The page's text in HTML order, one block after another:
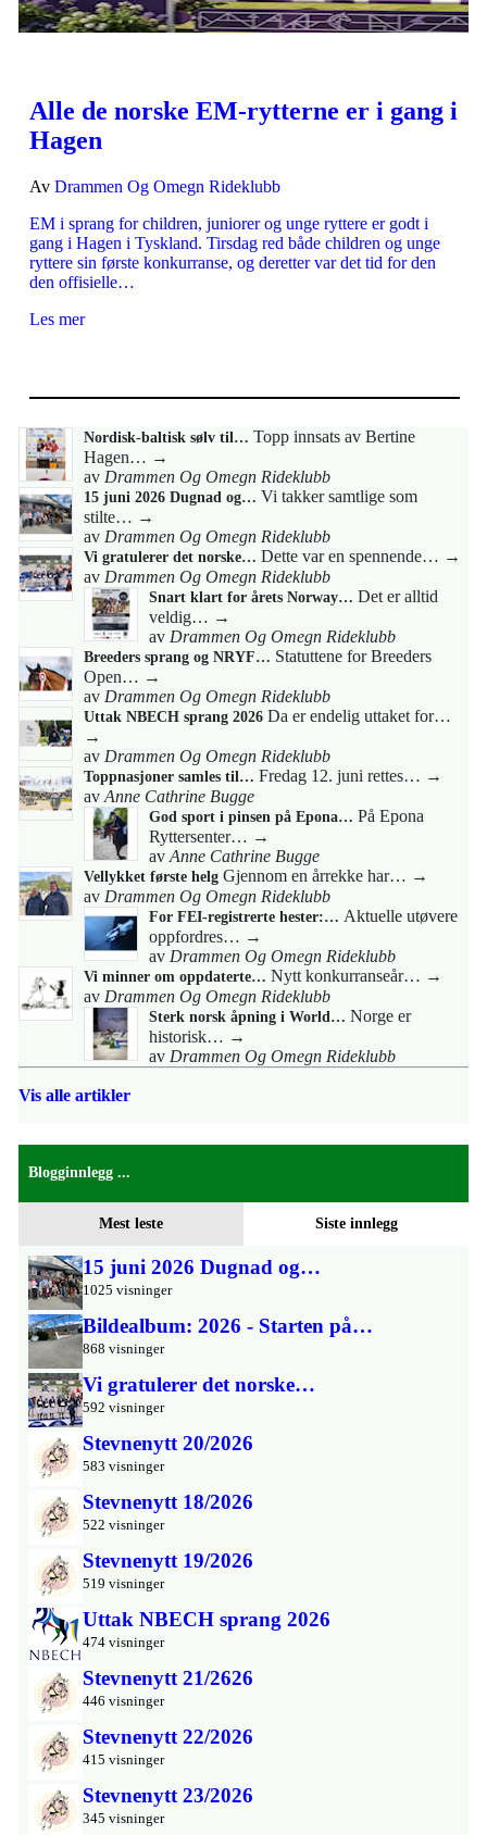
Alle de norske EM-rytterne er i gang i
Hagen
Av Drammen Og Omegn Rideklubb
EM i sprang for children, juniorer og unge ryttere er godt i
gang i Hagen i Tyskland. Tirsdag red både children og unge
ryttere sin første konkurranse, og deretter var det tid for den
den offisielle…
Les mer
Nordisk-baltisk sølv til… Topp innsats av Bertine
Hagen… →
av Drammen Og Omegn Rideklubb
15 juni 2026 Dugnad og… Vi takker samtlige som
stilte… →
av Drammen Og Omegn Rideklubb
Vi gratulerer det norske… Dette var en spennende… →
av Drammen Og Omegn Rideklubb
Snart klart for årets Norway… Det er alltid
veldig… →
av Drammen Og Omegn Rideklubb
Breeders sprang og NRYF… Statuttene for Breeders
Open… →
av Drammen Og Omegn Rideklubb
Uttak NBECH sprang 2026 Da er endelig uttaket for…
→
av Drammen Og Omegn Rideklubb
Toppnasjoner samles til… Fredag 12. juni rettes… →
av Anne Cathrine Bugge
God sport i pinsen på Epona… På Epona
Ryttersenter… →
av Anne Cathrine Bugge
Vellykket første helg Gjennom en årrekke har… →
av Drammen Og Omegn Rideklubb
For FEI-registrerte hester:… Aktuelle utøvere
oppfordres… →
av Drammen Og Omegn Rideklubb
Vi minner om oppdaterte… Nytt konkurranseår… →
av Drammen Og Omegn Rideklubb
Sterk norsk åpning i World… Norge er
historisk… →
av Drammen Og Omegn Rideklubb
Vis alle artikler
Blogginnlegg ...
Mest leste Siste innlegg
15 juni 2026 Dugnad og…
1025 visninger
Bildealbum: 2026 - Starten på…
868 visninger
Vi gratulerer det norske…
592 visninger
Stevnenytt 20/2026
583 visninger
Stevnenytt 18/2026
522 visninger
Stevnenytt 19/2026
519 visninger
Uttak NBECH sprang 2026
474 visninger
Stevnenytt 21/2626
446 visninger
Stevnenytt 22/2026
415 visninger
Stevnenytt 23/2026
345 visninger